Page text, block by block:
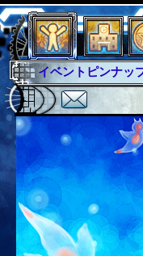
イベントピンナッ
グラシャ・ラボラス
サイキックハーツ
シュラウド
ソロ
アブソーバー
イベ